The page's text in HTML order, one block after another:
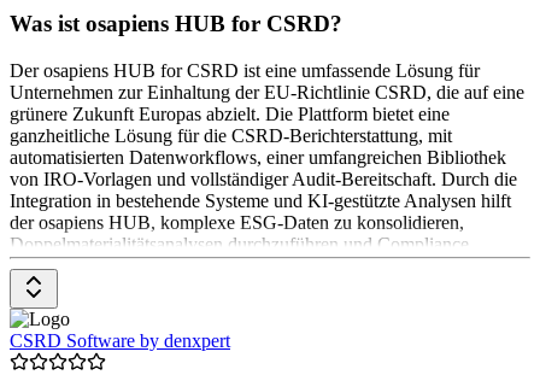
Was ist osapiens HUB for CSRD?
Der osapiens HUB for CSRD ist eine umfassende Lösung für
Unternehmen zur Einhaltung der EU-Richtlinie CSRD, die auf eine
grünere Zukunft Europas abzielt. Die Plattform bietet eine
ganzheitliche Lösung für die CSRD-Berichterstattung, mit
automatisierten Datenworkflows, einer umfangreichen Bibliothek
von IRO-Vorlagen und vollständiger Audit-Bereitschaft. Durch die
Integration in bestehende Systeme und KI-gestützte Analysen hilft
der osapiens HUB, komplexe ESG-Daten zu konsolidieren,
Doppelmaterialitätsanalysen durchzuführen und Compliance
effizient zu erreichen.
CSRD Software by denxpert